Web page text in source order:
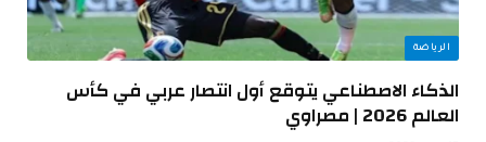
الرياضة
الذكاء الاصطناعي يتوقع أول انتصار عربي في كأس
العالم 2026 | مصراوي